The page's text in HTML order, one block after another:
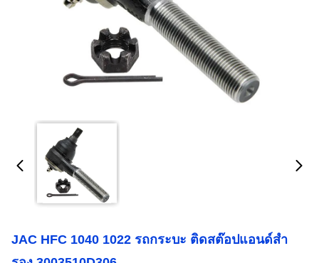
JAC HFC 1040 1022 รถกระบะ ติดสต๊อปแอนด์สํา